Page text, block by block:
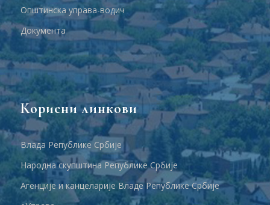
Општинска управа-водич
Документа
Корисни линкови
Влада Републике Србије
Народна скупштина Републике Србије
Агенције и канцеларије Владе Републике Србије